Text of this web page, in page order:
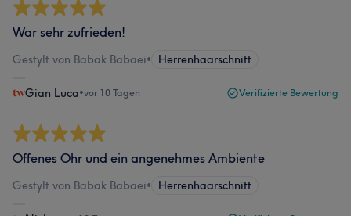
War sehr zufrieden!
Gestylt von Babak Babaei• Herrenhaarschnitt
Gian Luca•vor 10 Tagen Verifizierte Bewertung
Offenes Ohr und ein angenehmes Ambiente
Gestylt von Babak Babaei• Herrenhaarschnitt